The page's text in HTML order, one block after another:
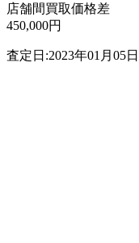
店舗間買取価格差
450,000円
査定日:2023年01月05日